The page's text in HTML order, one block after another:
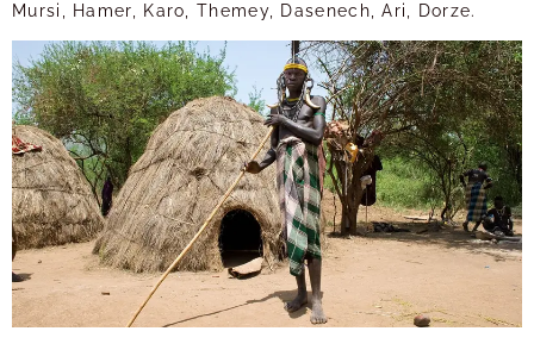
Mursi, Hamer, Karo, Themey, Dasenech, Ari, Dorze.